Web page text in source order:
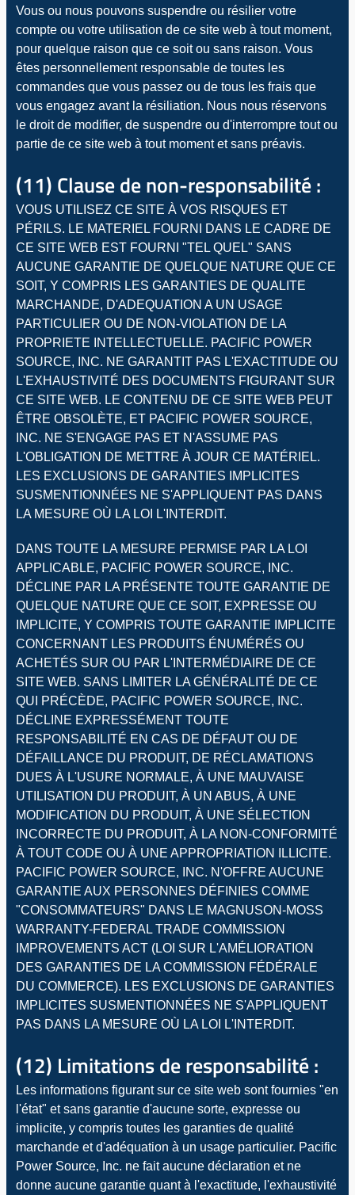
Vous ou nous pouvons suspendre ou résilier votre
compte ou votre utilisation de ce site web à tout moment,
pour quelque raison que ce soit ou sans raison. Vous
êtes personnellement responsable de toutes les
commandes que vous passez ou de tous les frais que
vous engagez avant la résiliation. Nous nous réservons
le droit de modifier, de suspendre ou d'interrompre tout ou
partie de ce site web à tout moment et sans préavis.
(11) Clause de non-responsabilité :
VOUS UTILISEZ CE SITE À VOS RISQUES ET
PÉRILS. LE MATERIEL FOURNI DANS LE CADRE DE
CE SITE WEB EST FOURNI "TEL QUEL" SANS
AUCUNE GARANTIE DE QUELQUE NATURE QUE CE
SOIT, Y COMPRIS LES GARANTIES DE QUALITE
MARCHANDE, D'ADEQUATION A UN USAGE
PARTICULIER OU DE NON-VIOLATION DE LA
PROPRIETE INTELLECTUELLE. PACIFIC POWER
SOURCE, INC. NE GARANTIT PAS L'EXACTITUDE OU
L'EXHAUSTIVITÉ DES DOCUMENTS FIGURANT SUR
CE SITE WEB. LE CONTENU DE CE SITE WEB PEUT
ÊTRE OBSOLÈTE, ET PACIFIC POWER SOURCE,
INC. NE S'ENGAGE PAS ET N'ASSUME PAS
L'OBLIGATION DE METTRE À JOUR CE MATÉRIEL.
LES EXCLUSIONS DE GARANTIES IMPLICITES
SUSMENTIONNÉES NE S'APPLIQUENT PAS DANS
LA MESURE OÙ LA LOI L'INTERDIT.
DANS TOUTE LA MESURE PERMISE PAR LA LOI
APPLICABLE, PACIFIC POWER SOURCE, INC.
DÉCLINE PAR LA PRÉSENTE TOUTE GARANTIE DE
QUELQUE NATURE QUE CE SOIT, EXPRESSE OU
IMPLICITE, Y COMPRIS TOUTE GARANTIE IMPLICITE
CONCERNANT LES PRODUITS ÉNUMÉRÉS OU
ACHETÉS SUR OU PAR L'INTERMÉDIAIRE DE CE
SITE WEB. SANS LIMITER LA GÉNÉRALITÉ DE CE
QUI PRÉCÈDE, PACIFIC POWER SOURCE, INC.
DÉCLINE EXPRESSÉMENT TOUTE
RESPONSABILITÉ EN CAS DE DÉFAUT OU DE
DÉFAILLANCE DU PRODUIT, DE RÉCLAMATIONS
DUES À L'USURE NORMALE, À UNE MAUVAISE
UTILISATION DU PRODUIT, À UN ABUS, À UNE
MODIFICATION DU PRODUIT, À UNE SÉLECTION
INCORRECTE DU PRODUIT, À LA NON-CONFORMITÉ
À TOUT CODE OU À UNE APPROPRIATION ILLICITE.
PACIFIC POWER SOURCE, INC. N'OFFRE AUCUNE
GARANTIE AUX PERSONNES DÉFINIES COMME
"CONSOMMATEURS" DANS LE MAGNUSON-MOSS
WARRANTY-FEDERAL TRADE COMMISSION
IMPROVEMENTS ACT (LOI SUR L'AMÉLIORATION
DES GARANTIES DE LA COMMISSION FÉDÉRALE
DU COMMERCE). LES EXCLUSIONS DE GARANTIES
IMPLICITES SUSMENTIONNÉES NE S'APPLIQUENT
PAS DANS LA MESURE OÙ LA LOI L'INTERDIT.
(12) Limitations de responsabilité :
Les informations figurant sur ce site web sont fournies "en
l'état" et sans garantie d'aucune sorte, expresse ou
implicite, y compris toutes les garanties de qualité
marchande et d'adéquation à un usage particulier. Pacific
Power Source, Inc. ne fait aucune déclaration et ne
donne aucune garantie quant à l'exactitude, l'exhaustivité